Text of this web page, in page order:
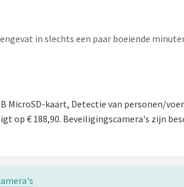
in slechts een paar boeiende
MicroSD-kaart, Detectie van personen/
op € 188,90. Beveiligingscamera's zijn